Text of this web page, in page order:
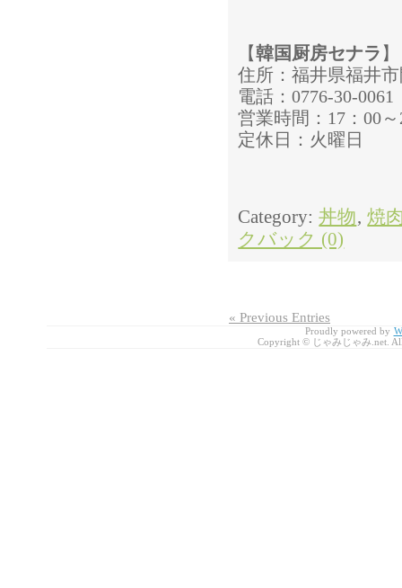
【韓国厨房セナラ 】
住所：福井県福井
電話：0776-30-0061
営業時間：17：00
定休日：火曜日
Category: 丼物, 焼
クバック (0)
« Previous Entries
Proudly powered by
Copyright © じゃみじゃみ.net.